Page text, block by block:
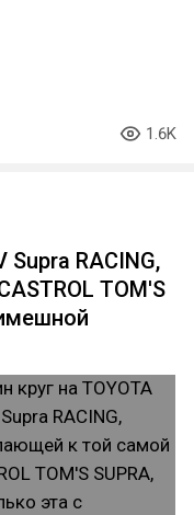
1.6K
Supra RACING,
TOM'S